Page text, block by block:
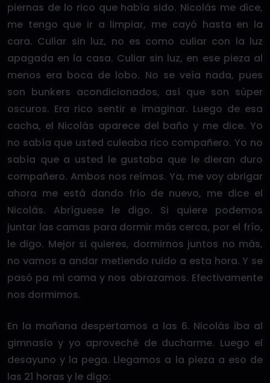
piernas de lo rico que había sido. Nicolás me dice,
me tengo que ir a limpiar, me cayó hasta en la
cara. Culiar sin luz, no es como culiar con la luz
apagada en la casa. Culiar sin luz, en ese pieza al
menos era boca de lobo. No se veía nada, pues
son bunkers acondicionados, así que son súper
oscuros. Era rico sentir e imaginar. Luego de esa
cacha, el Nicolás aparece del baño y me dice. Yo
no sabía que usted culeaba rico compañero. Yo no
sabía que a usted le gustaba que le dieran duro
compañero. Ambos nos reímos. Ya, me voy abrigar
ahora me está dando frío de nuevo, me dice el
Nicolás. Abríguese le digo. Si quiere podemos
juntar las camas para dormir más cerca, por el frío,
le digo. Mejor si quieres, dormirnos juntos no más,
no vamos a andar metiendo ruido a esta hora. Y se
pasó pa mi cama y nos abrazamos. Efectivamente
nos dormimos.
En la mañana despertamos a las 6. Nicolás iba al
gimnasio y yo aproveché de ducharme. Luego el
desayuno y la pega. Llegamos a la pieza a eso de
las 21 horas y le digo: